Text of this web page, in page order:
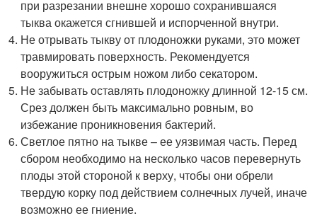
при разрезании внешне хорошо сохранившаяся
тыква окажется сгнившей и испорченной внутри.
Не отрывать тыкву от плодоножки руками, это может
травмировать поверхность. Рекомендуется
вооружиться острым ножом либо секатором.
Не забывать оставлять плодоножку длинной 12-15 см.
Срез должен быть максимально ровным, во
избежание проникновения бактерий.
Светлое пятно на тыкве – ее уязвимая часть. Перед
сбором необходимо на несколько часов перевернуть
плоды этой стороной к верху, чтобы они обрели
твердую корку под действием солнечных лучей, иначе
возможно ее гниение.